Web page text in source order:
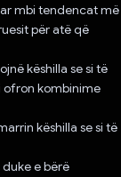
mbi tendencat më
për atë që
këshilla se si të
ofron kombinime
këshilla se si të
e bërë